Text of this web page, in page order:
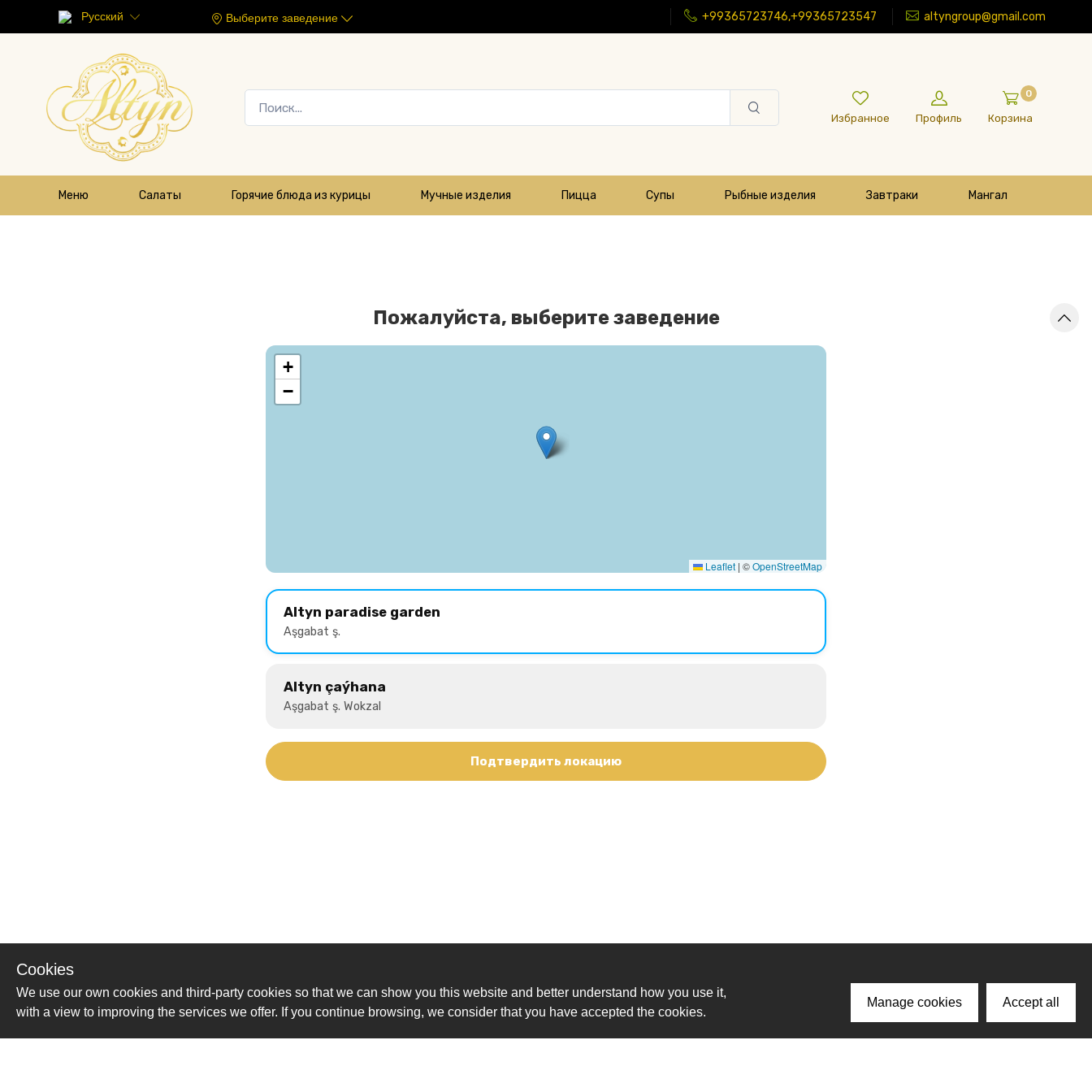
Русский Выберите заведение +99365723746,+99365723547 altyngroup@gmail.com
Избранное Профиль
0
Корзина
Меню Салаты Горячие блюда из курицы Мучные изделия Пицца Супы Рыбные изделия Завтраки Мангал
Пожалуйста, выберите заведение
+
−
Leaflet | ©OpenStreetMap
Altyn paradise garden
Aşgabat ş.
Altyn çaýhana
Aşgabat ş. Wokzal
Подтвердить локацию
Cookies
We use our own cookies and third-party cookies so that we can show you this website and better understand how you use it,
with a view to improving the services we offer. If you continue browsing, we consider that you have accepted the cookies.
Manage cookies Accept all